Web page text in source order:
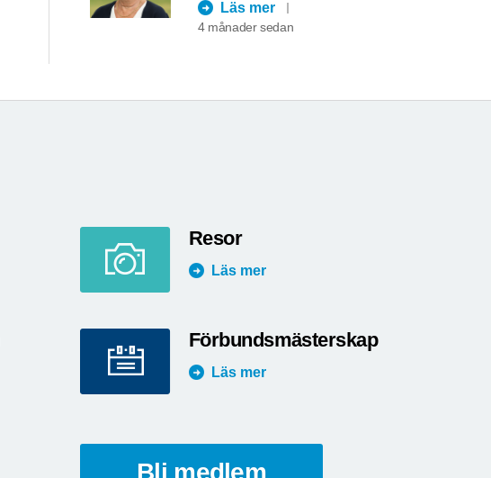
Läs mer
4 månader sedan
Resor
Läs mer
Förbundsmästerskap
Läs mer
Bli medlem